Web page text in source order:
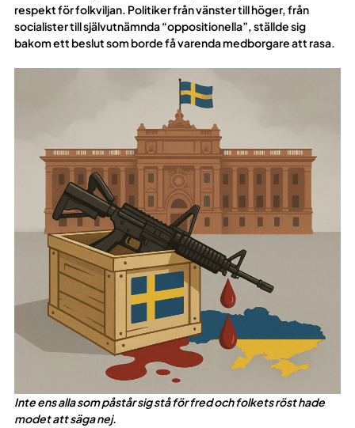
respekt för folkviljan. Politiker från vänster till höger, från
socialister till självutnämnda “oppositionella”, ställde sig
bakom ett beslut som borde få varenda medborgare att rasa.
Inte ens alla som påstår sig stå för fred och folkets röst hade
modet att säga nej.